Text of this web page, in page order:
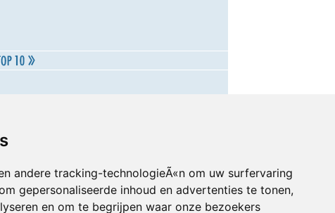
andere tracking-technologieÃ«n om uw surfervaring
gepersonaliseerde inhoud en advertenties te tonen,
en om te begrijpen waar onze bezoekers